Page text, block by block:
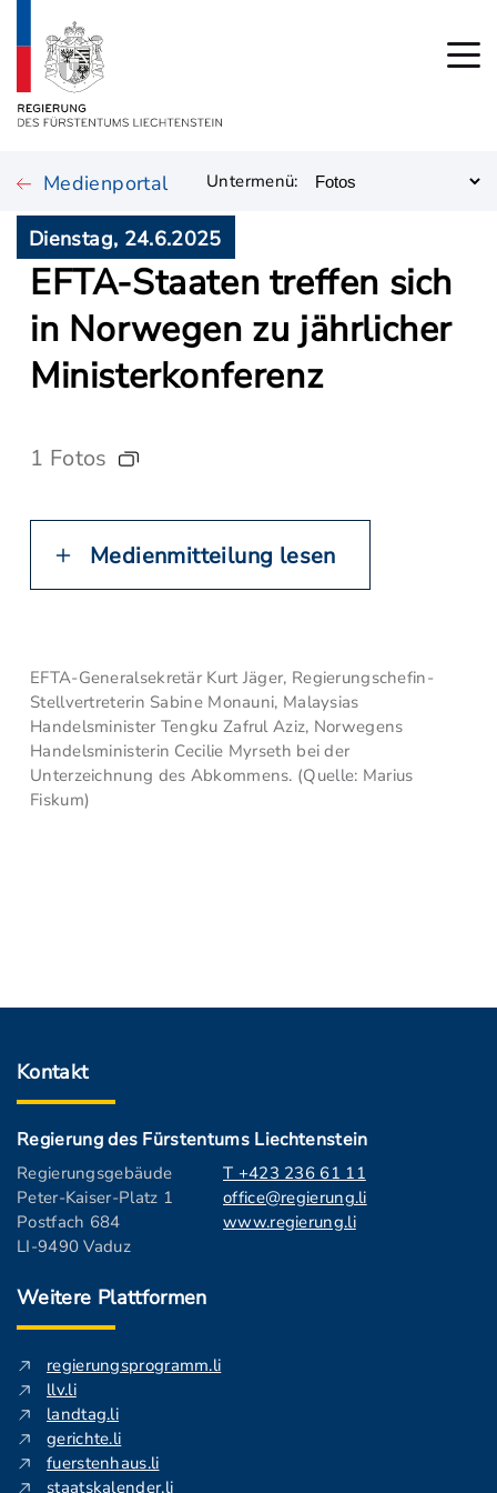
Medienportal Untermenü:
Dienstag, 24.6.2025
EFTA-Staaten treffen sich
in Norwegen zu jährlicher
Ministerkonferenz
1 Fotos
Medienmitteilung lesen
EFTA-Generalsekretär Kurt Jäger, Regierungschefin-
Stellvertreterin Sabine Monauni, Malaysias
Handelsminister Tengku Zafrul Aziz, Norwegens
Handelsministerin Cecilie Myrseth bei der
Unterzeichnung des Abkommens. (Quelle: Marius
Fiskum)
Kontakt
Regierung des Fürstentums Liechtenstein
Regierungsgebäude
Peter-Kaiser-Platz 1
Postfach 684
LI-9490 Vaduz
T +423 236 61 11
office@regierung.li
www.regierung.li
Weitere Plattformen
regierungsprogramm.li
llv.li
landtag.li
gerichte.li
fuerstenhaus.li
staatskalender.li